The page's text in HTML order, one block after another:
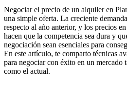
Negociar el precio de un alquiler en
una simple oferta. La creciente
respecto al año anterior, y los precios
hacen que la competencia sea dura y
negociación sean esenciales para
En este artículo, te comparto técnicas
para negociar con éxito en un
como el actual.